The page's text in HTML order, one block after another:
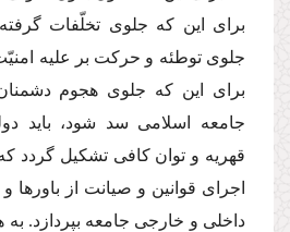
براى این كه جلوى تخلّفات
جلوى توطئه و حركت بر علیه
براى این كه جلوى هجوم
جامعه اسلامى سد شود، باید
قهریه و توان كافى تشكیل گردد
اجراى قوانین و صیانت از
داخلى و خارجى جامعه بپردازد.